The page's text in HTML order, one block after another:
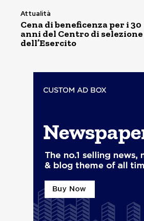
Attualità
Cena di beneficenza per i 30
anni del Centro di selezione
dell’Esercito